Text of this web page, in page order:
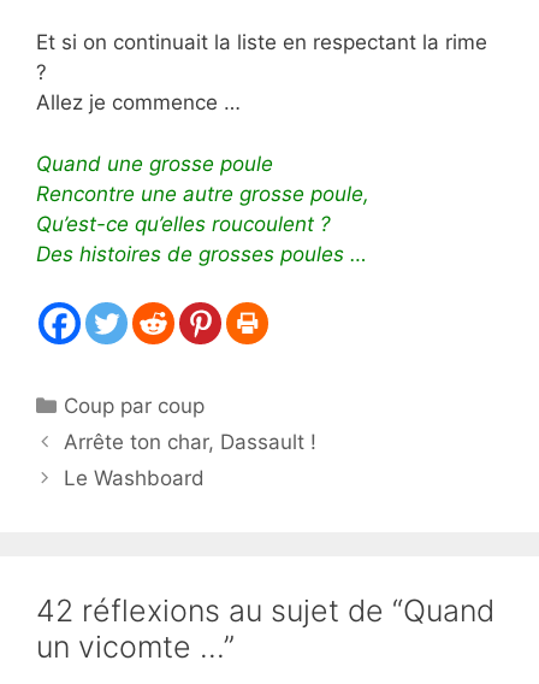
Et si on continuait la liste en respectant la rime
?
Allez je commence …
Quand une grosse poule
Rencontre une autre grosse poule,
Qu’est-ce qu’elles roucoulent ?
Des histoires de grosses poules …
Catégories
Coup par coup
Arrête ton char, Dassault !
Le Washboard
42 réflexions au sujet de “Quand
un vicomte …”